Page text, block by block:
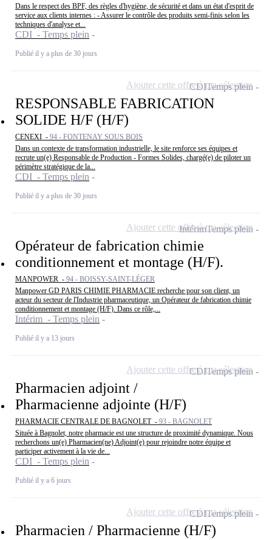
Dans le respect des BPF, des règles d'hygiène, de sécurité et dans un état d'esprit de
service aux clients internes : - Assurer le contrôle des produits semi-finis selon les
techniques d'analyse et...
CDI - Temps plein
Publié il y a plus de 30 jours
RESPONSABLE FABRICATION
SOLIDE H/F (H/F)
CENEXI - 94 - FONTENAY SOUS BOIS
Dans un contexte de transformation industrielle, le site renforce ses équipes et
recrute un(e) Responsable de Production - Formes Solides, chargé(e) de piloter un
périmètre stratégique de la...
CDI - Temps plein
Publié il y a plus de 30 jours
CDITemps plein
Ajouter cette offre à ma sélection
Opérateur de fabrication chimie
conditionnement et montage (H/F).
MANPOWER - 94 - BOISSY-SAINT-LÉGER
Manpower GD PARIS CHIMIE PHARMACIE recherche pour son client, un
acteur du secteur de l'Industrie pharmaceutique, un Opérateur de fabrication chimie
conditionnement et montage (H/F). Dans ce rôle,...
Intérim - Temps plein
Publié il y a 13 jours
IntérimTemps plein
Ajouter cette offre à ma sélection
Pharmacien adjoint /
Pharmacienne adjointe (H/F)
PHARMACIE CENTRALE DE BAGNOLET - 93 - BAGNOLET
Située à Bagnolet, notre pharmacie est une structure de proximité dynamique. Nous
recherchons un(e) Pharmacien(ne) Adjoint(e) pour rejoindre notre équipe et
participer activement à la vie de...
CDI - Temps plein
Publié il y a 6 jours
CDITemps plein
Ajouter cette offre à ma sélection
Pharmacien / Pharmacienne (H/F)
CDITemps plein
Ajouter cette offre à ma sélection